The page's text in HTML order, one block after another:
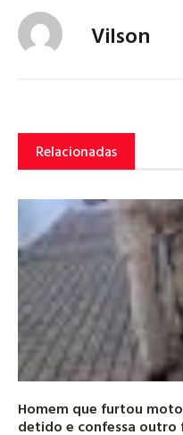
Vilson
Relacionadas
Homem que furtou
detido e confessa outro